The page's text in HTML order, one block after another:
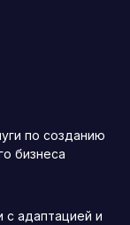
по созданию
бизнеса
адаптацией и